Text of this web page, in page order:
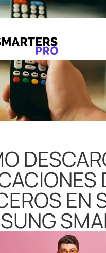
EN